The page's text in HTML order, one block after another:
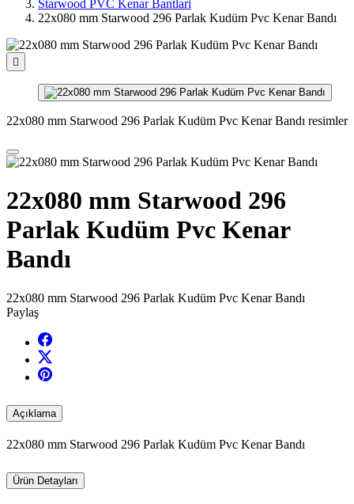
Starwood PVC Kenar Bantlari
22x080 mm Starwood 296 Parlak Kudüm Pvc Kenar Bandı

22x080 mm Starwood 296 Parlak Kudüm Pvc Kenar Bandı resimler
22x080 mm Starwood 296
Parlak Kudüm Pvc Kenar
Bandı
22x080 mm Starwood 296 Parlak Kudüm Pvc Kenar Bandı
Paylaş
Açıklama
22x080 mm Starwood 296 Parlak Kudüm Pvc Kenar Bandı
Ürün Detayları